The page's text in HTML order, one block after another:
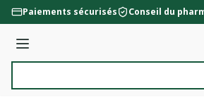
Aller au contenu
Paiements sécurisés Conseil du
Menu